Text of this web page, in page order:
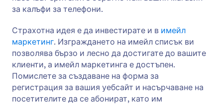
за калъфи за телефони.
Страхотна идея е да инвестирате и в имейл
маркетинг. Изграждането на имейл списък ви
позволява бързо и лесно да достигате до вашите
клиенти, а имейл маркетинга е достъпен.
Помислете за създаване на форма за
регистрация за вашия уебсайт и насърчаване на
посетителите да се абонират, като им